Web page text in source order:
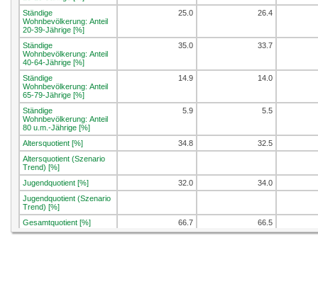
Ständige
Wohnbevölkerung: Anteil
20-39-Jährige [%]
25.0 26.4
Ständige
Wohnbevölkerung: Anteil
40-64-Jährige [%]
35.0 33.7
Ständige
Wohnbevölkerung: Anteil
65-79-Jährige [%]
14.9 14.0
Ständige
Wohnbevölkerung: Anteil
80 u.m.-Jährige [%]
5.9 5.5
Altersquotient [%] 34.8
32.5
Altersquotient (Szenario
Trend) [%]
Jugendquotient [%]
32.0
34.0
Jugendquotient (Szenario
Trend) [%]
Gesamtquotient [%]
66.7
66.5